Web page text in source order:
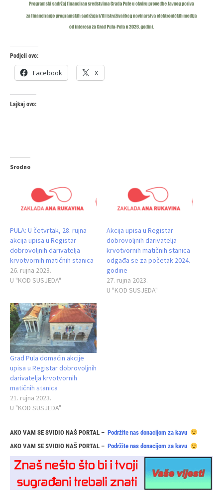
Podjeli ovo:
Facebook X
Lajkaj ovo:
Srodno
PULA: U četvrtak, 28. rujna
akcija upisa u Registar
dobrovoljnih darivatelja
krvotvornih matičnih stanica
26. rujna 2023.
U "KOD SUSJEDA"
Akcija upisa u Registar
dobrovoljnih darivatelja
krvotvornih matičnih stanica
odgađa se za početak 2024.
godine
27. rujna 2023.
U "KOD SUSJEDA"
Grad Pula domaćin akcije
upisa u Registar dobrovoljnih
darivatelja krvotvornih
matičnih stanica
21. rujna 2023.
U "KOD SUSJEDA"
AKO VAM SE SVIDIO NAŠ PORTAL – Podržite nas donacijom za kavu
AKO VAM SE SVIDIO NAŠ PORTAL – Podržite nas donacijom za kavu